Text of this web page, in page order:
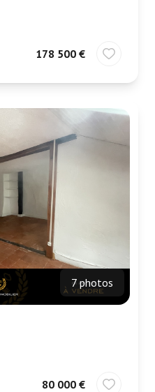
178 500 €
7 photos
80 000 €